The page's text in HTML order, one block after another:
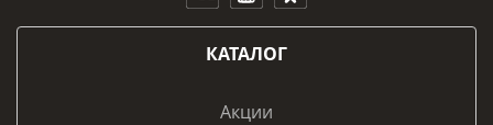
КАТАЛОГ
Акции